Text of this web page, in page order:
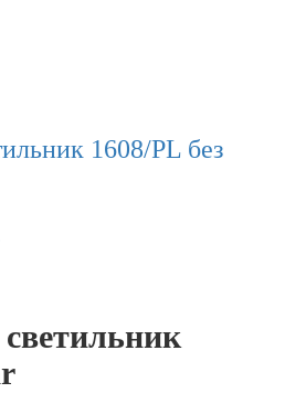
1608/PL без